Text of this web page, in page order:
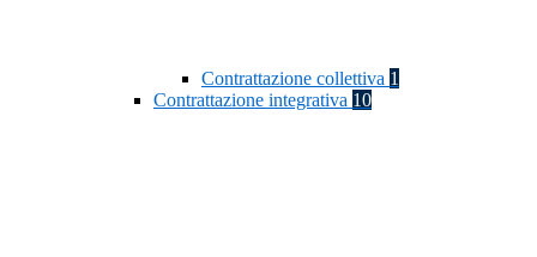
Contrattazione collettiva 1
Contrattazione integrativa 10